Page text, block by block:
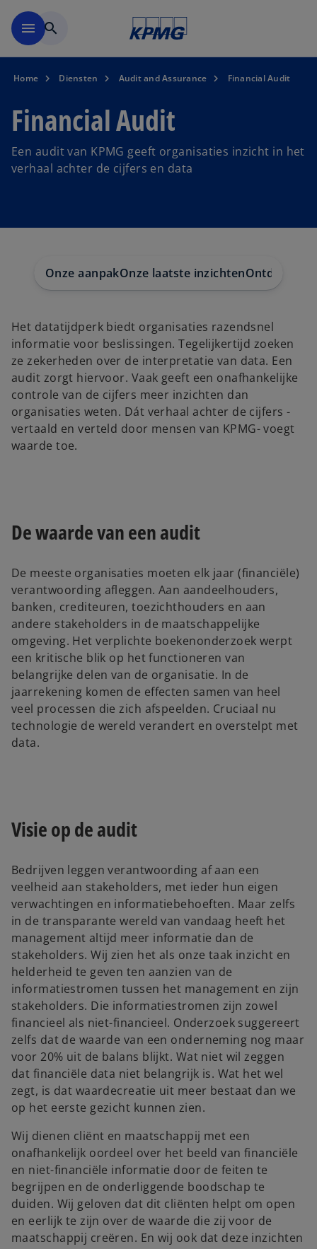
menu search
Home Diensten Audit and Assurance Financial Audit
Financial Audit
Een audit van KPMG geeft organisaties inzicht in het
verhaal achter de cijfers en data
Onze aanpakOnze laatste inzichtenOntdek
Het datatijdperk biedt organisaties razendsnel
informatie voor beslissingen. Tegelijkertijd zoeken
ze zekerheden over de interpretatie van data. Een
audit zorgt hiervoor. Vaak geeft een onafhankelijke
controle van de cijfers meer inzichten dan
organisaties weten. Dát verhaal achter de cijfers -
vertaald en verteld door mensen van KPMG- voegt
waarde toe.
De waarde van een audit
De meeste organisaties moeten elk jaar (financiële)
verantwoording afleggen. Aan aandeelhouders,
banken, crediteuren, toezichthouders en aan
andere stakeholders in de maatschappelijke
omgeving. Het verplichte boekenonderzoek werpt
een kritische blik op het functioneren van
belangrijke delen van de organisatie. In de
jaarrekening komen de effecten samen van heel
veel processen die zich afspeelden. Cruciaal nu
technologie de wereld verandert en overstelpt met
data.
Visie op de audit
Bedrijven leggen verantwoording af aan een
veelheid aan stakeholders, met ieder hun eigen
verwachtingen en informatiebehoeften. Maar zelfs
in de transparante wereld van vandaag heeft het
management altijd meer informatie dan de
stakeholders. Wij zien het als onze taak inzicht en
helderheid te geven ten aanzien van de
informatiestromen tussen het management en zijn
stakeholders. Die informatiestromen zijn zowel
financieel als niet-financieel. Onderzoek suggereert
zelfs dat de waarde van een onderneming nog maar
voor 20% uit de balans blijkt. Wat niet wil zeggen
dat financiële data niet belangrijk is. Wat het wel
zegt, is dat waardecreatie uit meer bestaat dan we
op het eerste gezicht kunnen zien.
Wij dienen cliënt en maatschappij met een
onafhankelijk oordeel over het beeld van financiële
en niet-financiële informatie door de feiten te
begrijpen en de onderliggende boodschap te
duiden. Wij geloven dat dit cliënten helpt om open
en eerlijk te zijn over de waarde die zij voor de
maatschappij creëren. En wij ook dat deze inzichten